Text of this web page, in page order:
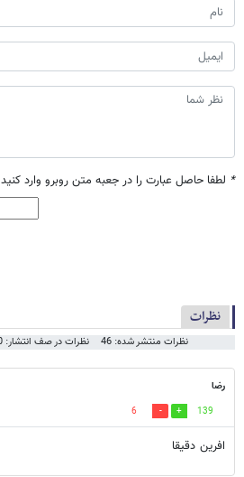
* لطفا حاصل عبارت را در جعبه متن روبرو وارد کنید
نظرات
نظرات منتشر شده: 46 نظرات در صف انتشار: 0
رضا
139
6
افرين دقيقا